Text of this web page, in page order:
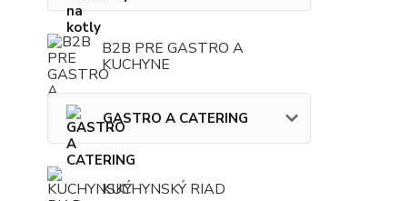
B2B PRE GASTRO A
KUCHYNE
GASTRO A CATERING
KUCHYNSKÝ RIAD